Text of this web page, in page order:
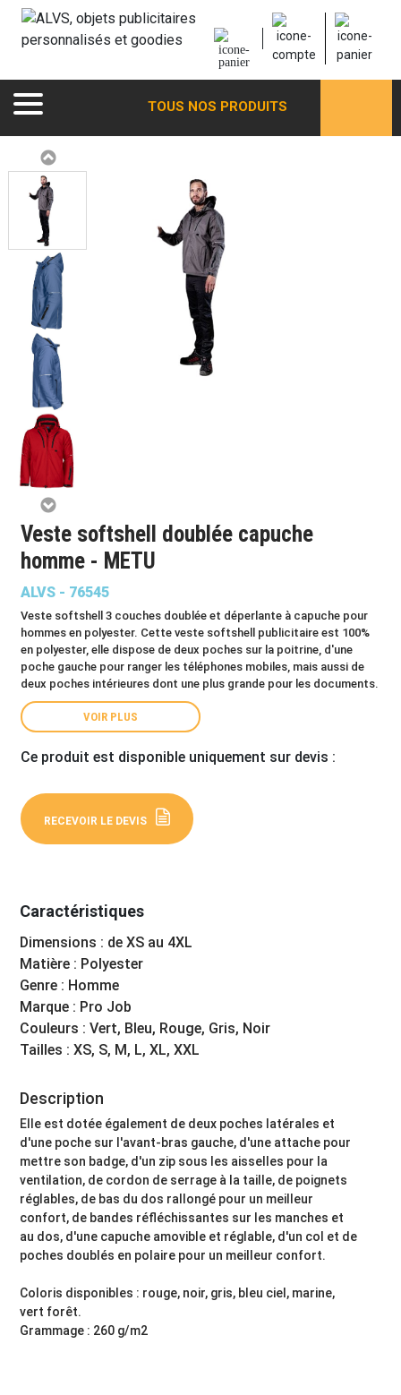
TOUS NOS PRODUITS
Veste softshell doublée capuche
homme - METU
ALVS - 76545
Veste softshell 3 couches doublée et déperlante à capuche pour
hommes en polyester. Cette veste softshell publicitaire est 100%
en polyester, elle dispose de deux poches sur la poitrine, d'une
poche gauche pour ranger les téléphones mobiles, mais aussi de
deux poches intérieures dont une plus grande pour les documents.
VOIR PLUS
Ce produit est disponible uniquement sur devis :
RECEVOIR LE DEVIS
Caractéristiques
Dimensions : de XS au 4XL
Matière : Polyester
Genre : Homme
Marque : Pro Job
Couleurs : Vert, Bleu, Rouge, Gris, Noir
Tailles : XS, S, M, L, XL, XXL
Description
Elle est dotée également de deux poches latérales et
d'une poche sur l'avant-bras gauche, d'une attache pour
mettre son badge, d'un zip sous les aisselles pour la
ventilation, de cordon de serrage à la taille, de poignets
réglables, de bas du dos rallongé pour un meilleur
confort, de bandes réfléchissantes sur les manches et
au dos, d'une capuche amovible et réglable, d'un col et de
poches doublés en polaire pour un meilleur confort.
Coloris disponibles : rouge, noir, gris, bleu ciel, marine,
vert forêt.
Grammage : 260 g/m2